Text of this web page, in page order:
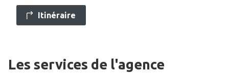
Itinéraire
Les services de l'agence